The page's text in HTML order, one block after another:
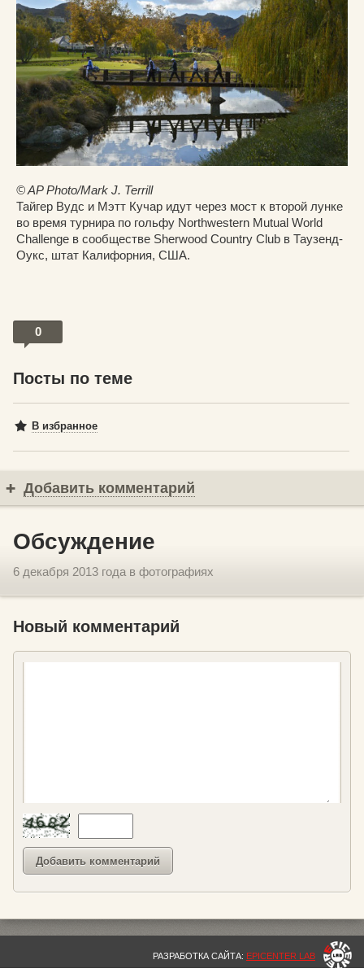
© AP Photo/Mark J. Terrill
Тайгер Вудс и Мэтт Кучар идут через мост к второй лунке
во время турнира по гольфу Northwestern Mutual World
Challenge в сообществе Sherwood Country Club в Таузенд-
Оукс, штат Калифорния, США.
0
Посты по теме
В избранное
Добавить комментарий
Обсуждение
6 декабря 2013 года в фотографиях
Новый комментарий
РАЗРАБОТКА САЙТА: EPICENTER LAB